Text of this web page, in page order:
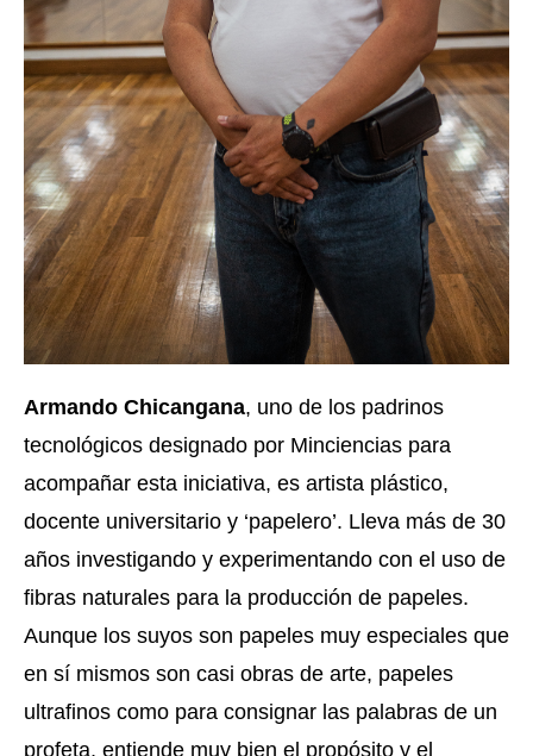
Armando Chicangana, uno de los padrinos
tecnológicos designado por Minciencias para
acompañar esta iniciativa, es artista plástico,
docente universitario y ‘papelero’. Lleva más de 30
años investigando y experimentando con el uso de
fibras naturales para la producción de papeles.
Aunque los suyos son papeles muy especiales que
en sí mismos son casi obras de arte, papeles
ultrafinos como para consignar las palabras de un
profeta, entiende muy bien el propósito y el